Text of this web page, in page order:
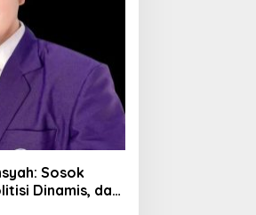
Sosok
Dinamis, dan